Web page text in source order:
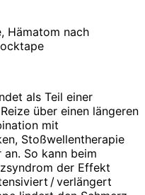
Hämatom nach
als Teil einer
über einen längeren
mit
Stoßwellentherapie
So kann beim
der Effekt
/ verlängert